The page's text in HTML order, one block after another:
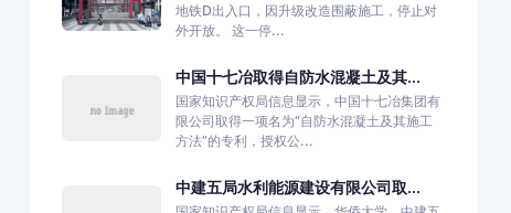
地铁D出入口，因升级改造围蔽施工，停止对
外开放。 这一停...
中国十七冶取得自防水混凝土及其...
国家知识产权局信息显示，中国十七冶集团有
限公司取得一项名为“自防水混凝土及其施工
方法”的专利，授权公...
中建五局水利能源建设有限公司取...